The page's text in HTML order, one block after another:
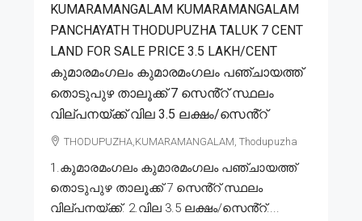
KUMARAMANGALAM KUMARAMANGALAM
PANCHAYATH THODUPUZHA TALUK 7 CENT
LAND FOR SALE PRICE 3.5 LAKH/CENT
കുമാരമംഗലം കുമാരമംഗലം പഞ്ചായത്ത്
തൊടുപുഴ താലൂക്ക് 7 സെൻ്റ് സ്ഥലം
വില്പനയ്ക്ക് വില 3.5 ലക്ഷം/സെൻ്റ്
THODUPUZHA,KUMARAMANGALAM, Thodupuzha
1.കുമാരമംഗലം കുമാരമംഗലം പഞ്ചായത്ത്
തൊടുപുഴ താലൂക്ക് 7 സെൻ്റ് സ്ഥലം
വില്പനയ്ക്ക്. 2.വില 3.5 ലക്ഷം/സെൻ്റ്....